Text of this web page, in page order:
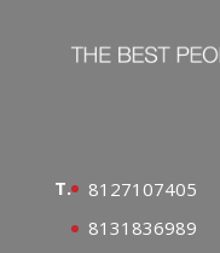
T.
8127107405
8131836989